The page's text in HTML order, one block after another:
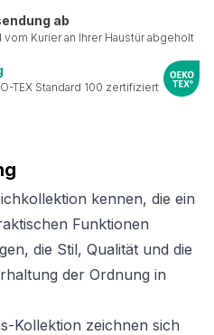
kennen, die ein
Funktionen
die Stil, Qualität und die
der Ordnung in
Kollektion zeichnen sich
ab
Kurier an Ihrer Haustür abgeholt
TEX Standard 100 zertifiziert